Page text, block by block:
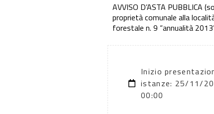
AVVISO D’ASTA
proprietà comunale alla
forestale n. 9 “annualità
Inizio
istanze: 25/11/
00:00